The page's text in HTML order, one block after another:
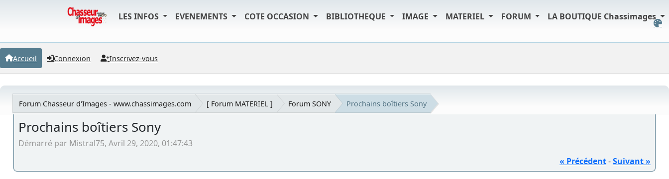
LES INFOS EVENEMENTS COTE OCCASION BIBLIOTHEQUE IMAGE MATERIEL FORUM LA BOUTIQUE Chassimages
Accueil Connexion Inscrivez-vous
Forum Chasseur d'Images - www.chassimages.com [ Forum MATERIEL ] Forum SONY Prochains boîtiers Sony
Prochains boîtiers Sony
Démarré par Mistral75, Avril 29, 2020, 01:47:43
« Précédent-Suivant »